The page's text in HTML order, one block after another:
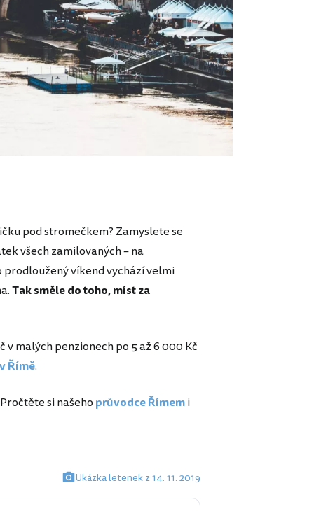
pod stromečkem? Zamyslete se
všech zamilovaných – na
prodloužený víkend vychází velmi
Tak směle do toho, míst za
v malých penzionech po 5 až 6 000 Kč
Římě.
si našeho průvodce Římemi
Ukázka letenek z 14. 11. 2019